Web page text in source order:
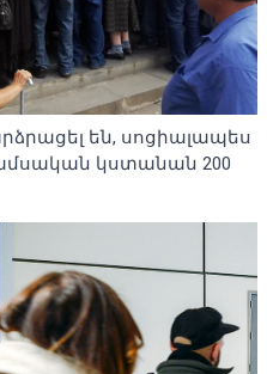
են, սոցիալապես
կստանան 200